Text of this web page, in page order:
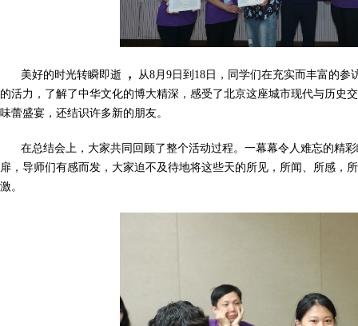
美好的时光转瞬即逝 ，
从8月9日到18日，同学们在充实而丰富的
的活力，了解了中华文化的博大精深，感受了北京这座城市现代与历史
味蕾盛宴，还结识许多新的朋友。
在总结会上，大家共同回顾了整个活动过程。一幕幕令人难忘的精
扉，导师们有感而发，大家迫不及待地将这些天的所见，所闻、所感，
激。